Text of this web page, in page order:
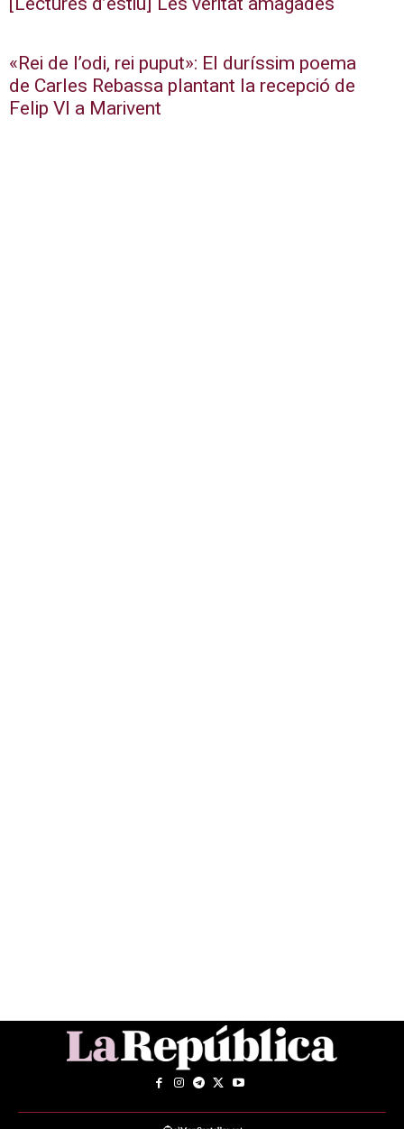
«Rei de l’odi, rei puput»: El duríssim poema
de Carles Rebassa plantant la recepció de
Felip VI a Marivent